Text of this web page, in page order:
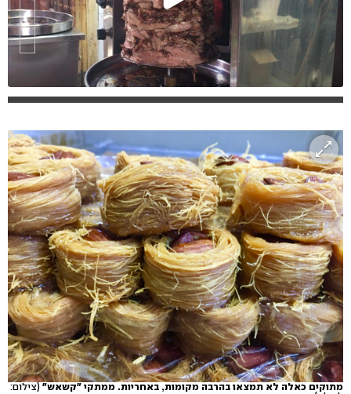
מתוקים כאלה לא תמצאו בהרבה מקומות, באחריות. ממתקי "קשאש" (צילום: